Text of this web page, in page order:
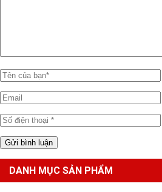
DANH MỤC SẢN PHẨM